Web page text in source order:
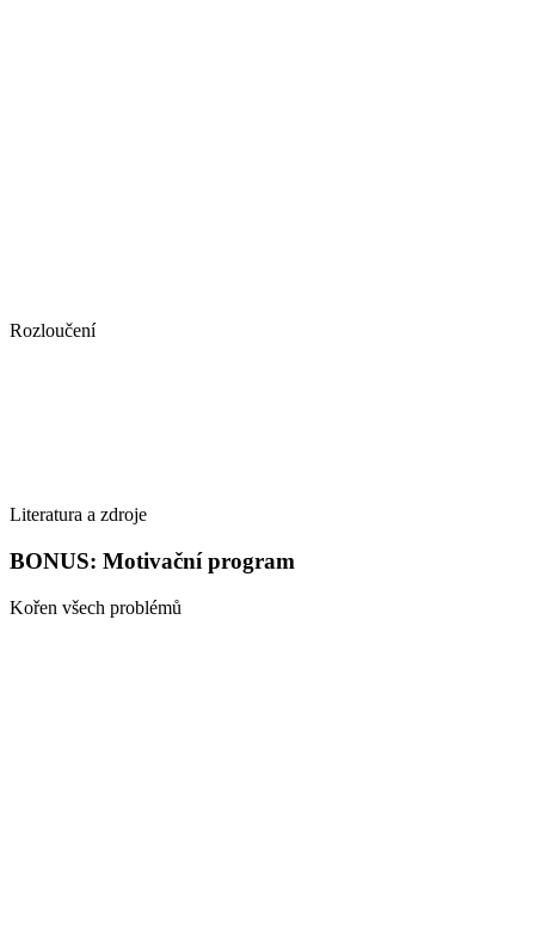
Rozloučení
Literatura a zdroje
BONUS: Motivační program
Kořen všech problémů